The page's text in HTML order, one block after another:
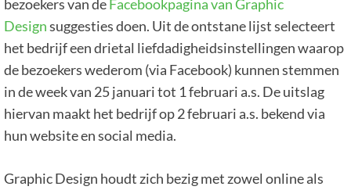
bezoekers van deFacebookpagina van Graphic
Designsuggesties doen. Uit de ontstane lijst selecteert
het bedrijf een drietal liefdadigheidsinstellingen waarop
de bezoekers wederom (via Facebook) kunnen stemmen
in de week van 25 januari tot 1 februari a.s. De uitslag
hiervan maakt het bedrijf op 2 februari a.s. bekend via
hun website en social media.
Graphic Design houdt zich bezig met zowel online als